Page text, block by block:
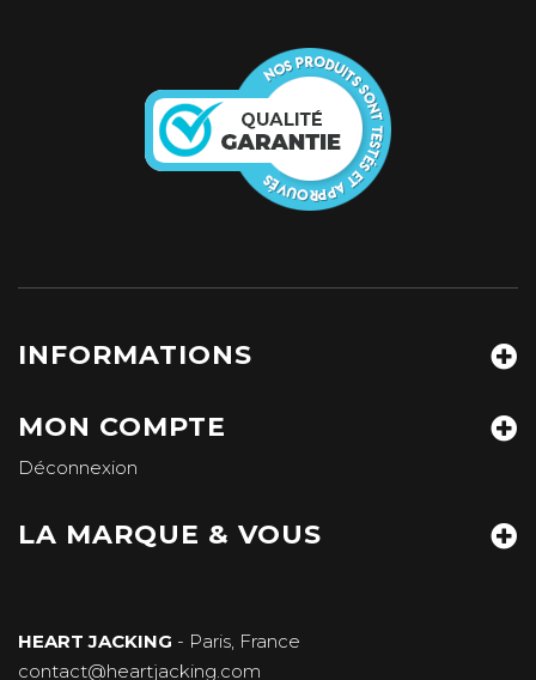
INFORMATIONS
MON COMPTE
Déconnexion
LA MARQUE & VOUS
HEART JACKING - Paris, France
contact@heartjacking.com